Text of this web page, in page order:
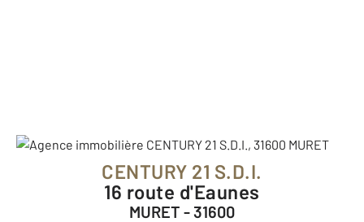
CENTURY 21 S.D.I.
16 route d'Eaunes
MURET - 31600